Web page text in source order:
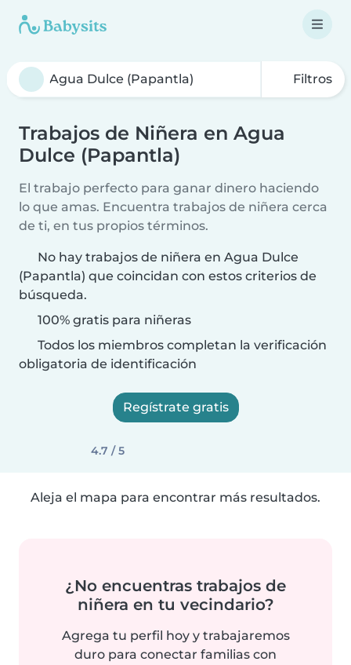
Filtros
Trabajos de Niñera en Agua
Dulce (Papantla)
El trabajo perfecto para ganar dinero haciendo
lo que amas. Encuentra trabajos de niñera cerca
de ti, en tus propios términos.
No hay trabajos de niñera en Agua Dulce
(Papantla) que coincidan con estos criterios de
búsqueda.
100% gratis para niñeras
Todos los miembros completan la verificación
obligatoria de identificación
Regístrate gratis
4.7 / 5
Aleja el mapa para encontrar más resultados.
¿No encuentras trabajos de
niñera en tu vecindario?
Agrega tu perfil hoy y trabajaremos
duro para conectar familias con